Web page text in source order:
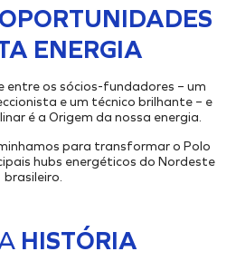
& Inovação
ENERGIA
entre os sócios-fundadores – um
e um técnico brilhante – e
é a Origem da nossa energia.
para transformar o Polo
hubs energéticos do Nordeste
brasileiro.
HISTÓRIA